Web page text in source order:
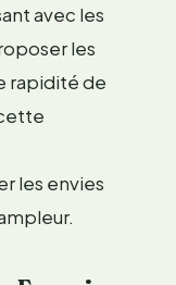
avec les
les
rapidité de
les envies